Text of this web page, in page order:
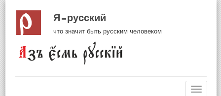
Я русский
что значит быть русским человеком